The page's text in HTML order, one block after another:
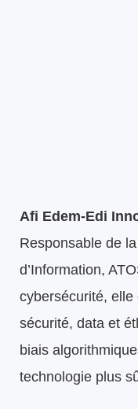
Afi Edem-Edi
Responsable de
d’Information,
cybersécurité,
sécurité, data et
biais
technologie plus